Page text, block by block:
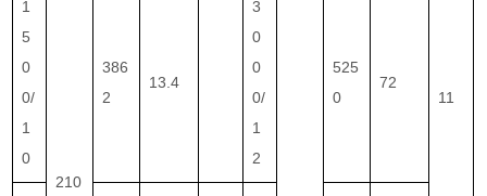
210
11
1
5
0
0/
1
0
386
2
13.4
3
0
0
0/
1
2
525
0
72